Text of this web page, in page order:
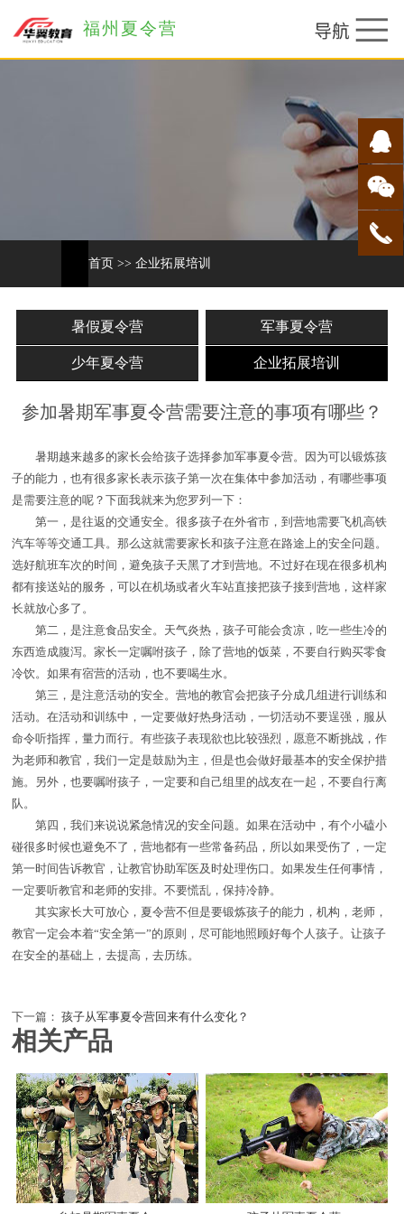
福州夏令营
首页 >> 企业拓展培训
暑假夏令营 军事夏令营
少年夏令营 企业拓展培训
参加暑期军事夏令营需要注意的事项有哪些？
暑期越来越多的家长会给孩子选择参加军事夏令营。因为可以锻炼孩
子的能力，也有很多家长表示孩子第一次在集体中参加活动，有哪些事项
是需要注意的呢？下面我就来为您罗列一下：
第一，是往返的交通安全。很多孩子在外省市，到营地需要飞机高铁
汽车等等交通工具。那么这就需要家长和孩子注意在路途上的安全问题。
选好航班车次的时间，避免孩子天黑了才到营地。不过好在现在很多机构
都有接送站的服务，可以在机场或者火车站直接把孩子接到营地，这样家
长就放心多了。
第二，是注意食品安全。天气炎热，孩子可能会贪凉，吃一些生冷的
东西造成腹泻。家长一定嘱咐孩子，除了营地的饭菜，不要自行购买零食
冷饮。如果有宿营的活动，也不要喝生水。
第三，是注意活动的安全。营地的教官会把孩子分成几组进行训练和
活动。在活动和训练中，一定要做好热身活动，一切活动不要逞强，服从
命令听指挥，量力而行。有些孩子表现欲也比较强烈，愿意不断挑战，作
为老师和教官，我们一定是鼓励为主，但是也会做好最基本的安全保护措
施。另外，也要嘱咐孩子，一定要和自己组里的战友在一起，不要自行离
队。
第四，我们来说说紧急情况的安全问题。如果在活动中，有个小磕小
碰很多时候也避免不了，营地都有一些常备药品，所以如果受伤了，一定
第一时间告诉教官，让教官协助军医及时处理伤口。如果发生任何事情，
一定要听教官和老师的安排。不要慌乱，保持冷静。
其实家长大可放心，夏令营不但是要锻炼孩子的能力，机构，老师，
教官一定会本着“安全第一”的原则，尽可能地照顾好每个人孩子。让孩子
在安全的基础上，去提高，去历练。
下一篇： 孩子从军事夏令营回来有什么变化？
相关产品